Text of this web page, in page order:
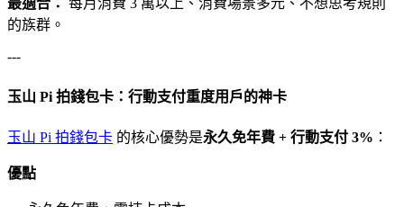
最適合： 每月消費 3 萬以上、消費場景多元、不想思考規則
的族群。
---
玉山 Pi 拍錢包卡：行動支付重度用戶的神卡
玉山 Pi 拍錢包卡 的核心優勢是永久免年費 + 行動支付 3% ：
優點